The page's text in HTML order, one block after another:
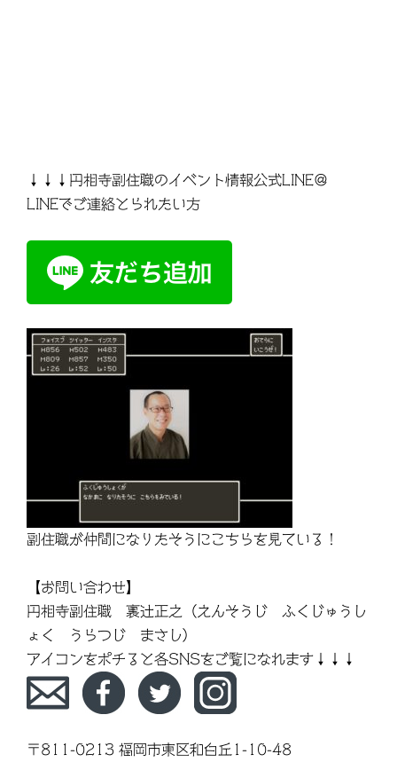
↓↓↓円相寺副住職のイベント情報公式LINE＠
LINEでご連絡とられたい方
副住職が仲間になりたそうにこちらを見ている！
【お問い合わせ】
円相寺副住職 裏辻正之（えんそうじ ふくじゅうし
ょく うらつじ まさし）
アイコンをポチると各SNSをご覧になれます↓↓↓
〒811-0213 福岡市東区和白丘1-10-48